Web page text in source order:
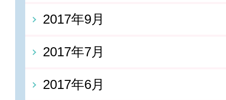
2017年9月
2017年7月
2017年6月